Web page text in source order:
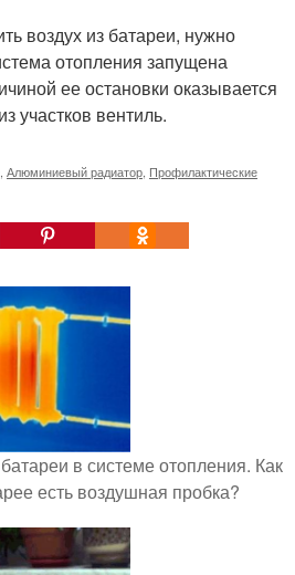
воздух из батареи, нужно
отопления запущена
ее остановки оказывается
участков вентиль.
Алюминиевый радиатор Профилактические
в системе отопления. Как
есть воздушная пробка?